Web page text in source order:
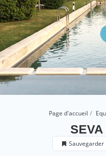
Page d'accueil
Sauvegarder